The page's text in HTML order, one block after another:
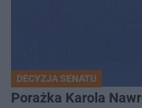
DECYZJA SENATU
Porażka Karola